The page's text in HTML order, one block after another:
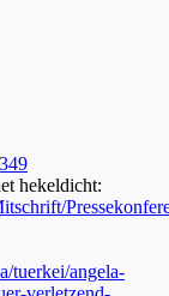
hekeldicht:
tuerkei/angela-